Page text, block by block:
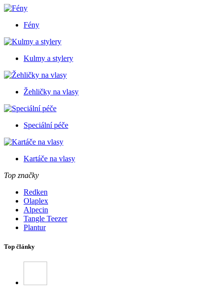
Fény
Kulmy a stylery
Žehličky na vlasy
Speciální péče
Kartáče na vlasy
Top značky
Redken
Olaplex
Alpecin
Tangle Teezer
Plantur
Top články